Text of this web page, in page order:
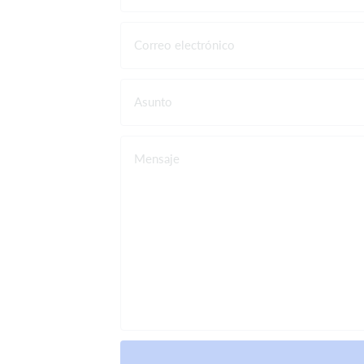
Correo electrónico
Asunto
Mensaje